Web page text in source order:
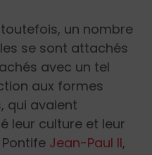
un nombre
se sont attachés
avec un tel
aux formes
qui avaient
leur culture et leur
Jean-Paul II,